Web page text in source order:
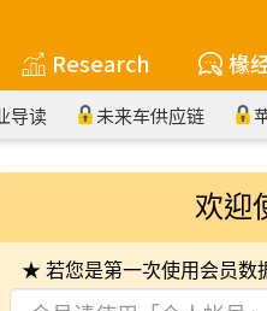
Research 椽
导读 未来车供应链
欢迎
★ 若您是第一次使用会员数